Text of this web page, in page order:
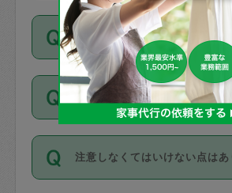
バックグラウンドや得意分
ールに記載していますので
分野を見極めて、目的に合わ
を依頼してください。
ジさんが活動されています。
※テストセンターの講評は１
ーとして記載されていますの
に参考にしてください。
参考：【詳細】タスカジさ
して面接や教育は実施して
は対物1000万円、対人1億
す。
万が一損害が発生した場合
写真を撮り、
タスカジサポートセンター
詳細FAQ：
損害賠償保険につ
ただし、72時間を切った直
タスカジさんへ「募集」を
可能です。
キャンセル料には、以下の2
す。
1. 直前キャンセル（定期、
共通）
72時間を超える※と、以下の
料が発生します。
お試し利用はできますか？
「お試し利用」というメニ
せんが、「一回のみ」依頼
とによって、気に入ったタ
まず、条件の合う気になる
不在の場合にもお願いできま
不在の場合の作業はタスカ
が必要です。数回の依頼のの
ジさんと依頼者の間で十分
注意しなくてはいけない点はあ